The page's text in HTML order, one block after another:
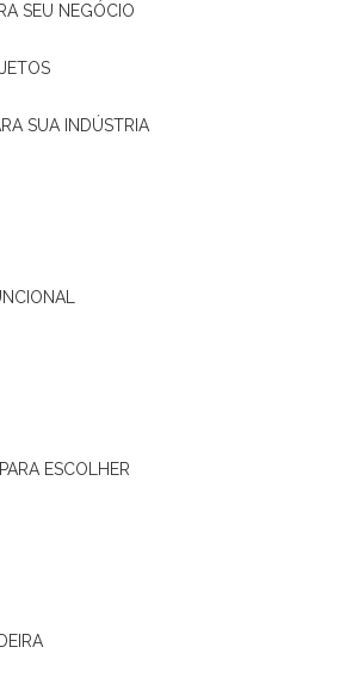
SEU NEGÓCIO
SUA INDÚSTRIA
ESCOLHER